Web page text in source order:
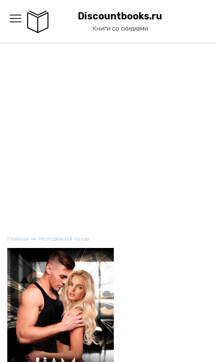
содержанию
Discountbooks.ru
Книги со скидками
Главная Молодежная проза